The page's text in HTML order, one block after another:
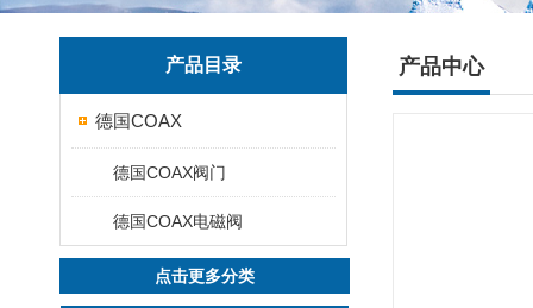
产品目录
德国COAX
德国COAX阀门
德国COAX电磁阀
点击更多分类
产品中心